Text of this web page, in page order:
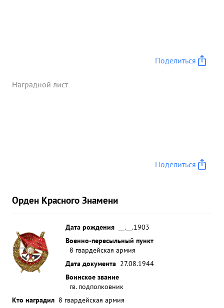
Поделиться
Наградной лист
Поделиться
Орден Красного Знамени
Дата рождения
__.__.1903
Военно-пересыльный пункт
8 гвардейская армия
Дата документа 27.08.1944
Воинское звание
гв. подполковник
Кто наградил 8 гвардейская армия